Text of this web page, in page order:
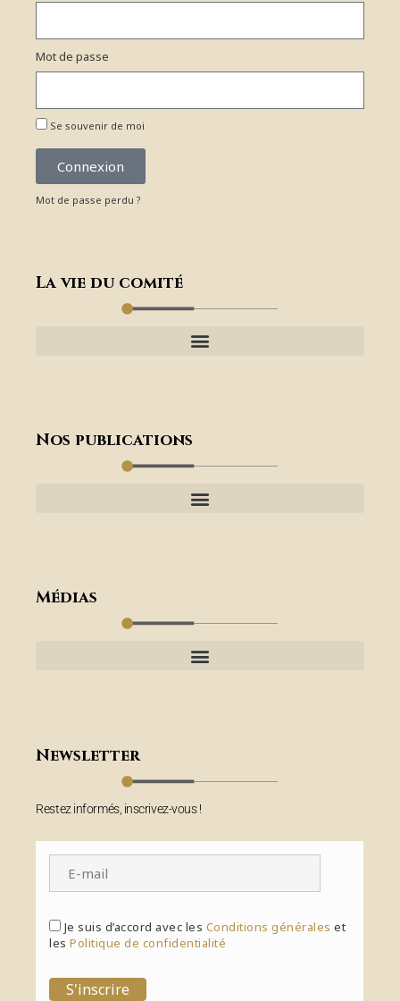
Mot de passe
Se souvenir de moi
Connexion
Mot de passe perdu ?
La vie du comité
Nos publications
Médias
Newsletter
Restez informés, inscrivez-vous !
Je suis d’accord avec les Conditions générales et
lesPolitique de confidentialité
S'inscrire